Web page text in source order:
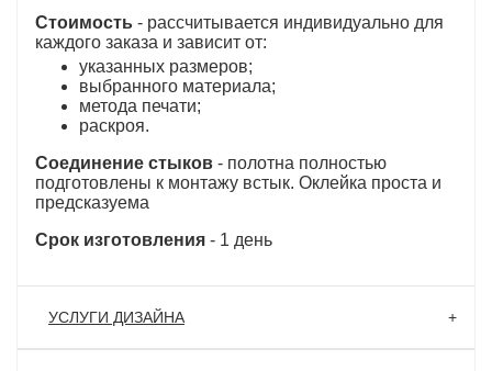
Стоимость - рассчитывается индивидуально для
каждого заказа и зависит от:
указанных размеров;
выбранного материала;
метода печати;
раскроя.
Соединение стыков - полотна полностью
подготовлены к монтажу встык. Оклейка проста и
предсказуема
Срок изготовления - 1 день
УСЛУГИ ДИЗАЙНА